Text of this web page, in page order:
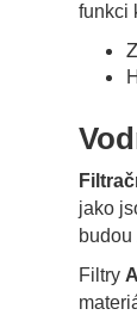
funkci
jako
Filtry